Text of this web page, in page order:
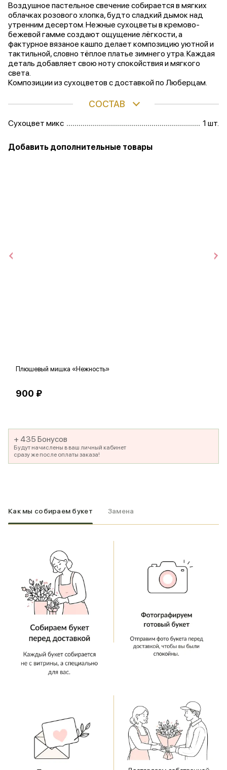
Воздушное пастельное свечение собирается в мягких
облачках розового хлопка, будто сладкий дымок над
утренним десертом. Нежные сухоцветы в кремово-
бежевой гамме создают ощущение лёгкости, а
фактурное вязаное кашпо делает композицию уютной и
тактильной, словно тёплое платье зимнего утра. Каждая
деталь добавляет свою ноту спокойствия и мягкого
света.
Композиции из сухоцветов с доставкой по Люберцам.
СОСТАВ
Сухоцвет микс 1 шт.
Добавить дополнительные товары
Плюшевый мишка «Нежность»
900 ₽
+ 435 Бонусов
Будут начислены в ваш личный кабинет
сразу же после оплаты заказа!
Как мы собираем букет Замена